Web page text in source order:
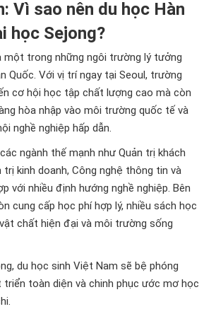
Vì sao nên du học Hàn
học Sejong?
một trong những ngôi trường lý tưởng
Quốc. Với vị trí ngay tại Seoul, trường
cơ hội học tập chất lượng cao mà còn
hòa nhập vào môi trường quốc tế và
nghề nghiệp hấp dẫn.
ngành thế mạnh như Quản trị khách
trị kinh doanh, Công nghệ thông tin và
với nhiều định hướng nghề nghiệp. Bên
cung cấp học phí hợp lý, nhiều sách học
chất hiện đại và môi trường sống
du học sinh Việt Nam sẽ bệ phóng
toàn diện và chinh phục ước mơ học